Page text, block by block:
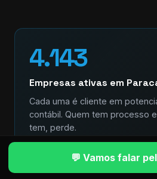
4.143
Empresas ativas em
Cada uma é cliente em
contábil. Quem tem processo
tem, perde.
💬 Vamos falar